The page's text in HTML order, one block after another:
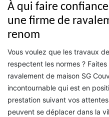
À qui faire
une firme de
renom
Vous voulez que les travaux
respectent les normes ?
ravalement de maison SG
incontournable qui est en
prestation suivant vos
peuvent se déplacer dans la